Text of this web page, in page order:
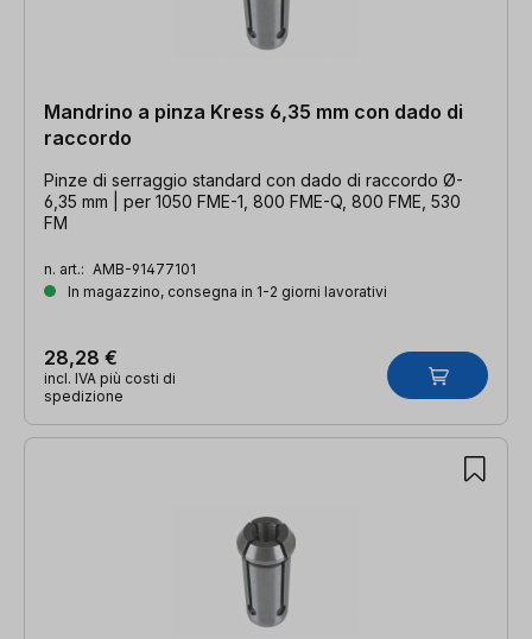
Mandrino a pinza Kress 6,35 mm con dado di
raccordo
Pinze di serraggio standard con dado di raccordo Ø-
6,35 mm | per 1050 FME-1, 800 FME-Q, 800 FME, 530
FM
n. art.: AMB-91477101
In magazzino, consegna in 1-2 giorni lavorativi
28,28 €
incl. IVA più costi di
spedizione